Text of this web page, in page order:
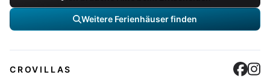
Weitere Ferienhäuser finden
CROVILLAS